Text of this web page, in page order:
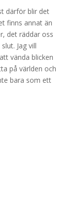
därför blir det
finns annat än
det räddar oss
Jag vill
vända blicken
på världen och
bara som ett